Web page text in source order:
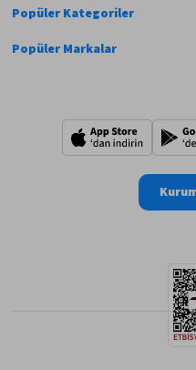
Popüler Kategoriler
Popüler Markalar